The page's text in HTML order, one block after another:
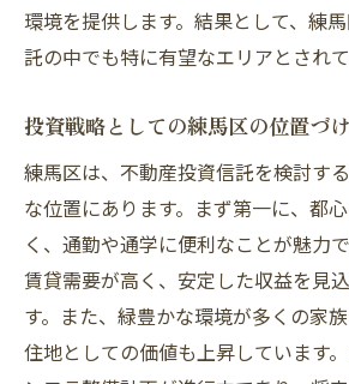
投資対象物件の評価方法
練馬区の不動産投資信託による
成長エリアとしての練馬区
資産形成に向けたステップ
未来の市場予測とその影響
持続可能な投資戦略の構築
成功する資産形成のための
練馬区の不動産求人について
環境を提供します。結果として、練
託の中でも特に有望なエリアとされて
投資戦略としての練馬区の位置づけ
練馬区は、不動産投資信託を検討す
な位置にあります。まず第一に、都
く、通勤や通学に便利なことが魅力で
賃貸需要が高く、安定した収益を見
す。また、緑豊かな環境が多くの家
住地としての価値も上昇しています